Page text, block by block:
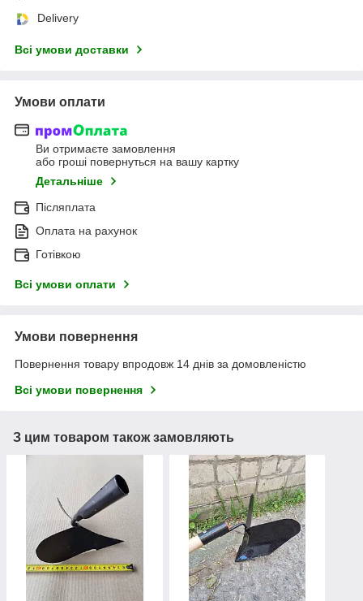
Delivery
Всі умови доставки
Умови оплати
Ви отримаєте замовлення
або гроші повернуться на вашу картку
Детальніше
Післяплата
Оплата на рахунок
Готівкою
Всі умови оплати
Умови повернення
Повернення товару впродовж 14 днів за домовленістю
Всі умови повернення
З цим товаром також замовляють